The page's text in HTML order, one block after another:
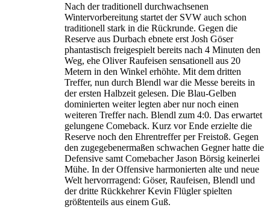
Nach der traditionell durchwachsenen
Wintervorbereitung startet der SVW auch schon
traditionell stark in die Rückrunde. Gegen die
Reserve aus Durbach ebnete erst Josh Göser
phantastisch freigespielt bereits nach 4 Minuten den
Weg, ehe Oliver Raufeisen sensationell aus 20
Metern in den Winkel erhöhte. Mit dem dritten
Treffer, nun durch Blendl war die Messe bereits in
der ersten Halbzeit gelesen. Die Blau-Gelben
dominierten weiter legten aber nur noch einen
weiteren Treffer nach. Blendl zum 4:0. Das erwartet
gelungene Comeback. Kurz vor Ende erzielte die
Reserve noch den Ehrentreffer per Freistoß. Gegen
den zugegebenermaßen schwachen Gegner hatte die
Defensive samt Comebacher Jason Börsig keinerlei
Mühe. In der Offensive harmonierten alte und neue
Welt hervorrragend: Göser, Raufeisen, Blendl und
der dritte Rückkehrer Kevin Flügler spielten
größtenteils aus einem Guß.